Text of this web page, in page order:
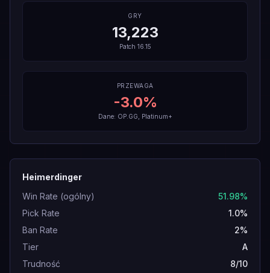
GRY
13,223
Patch 16.15
PRZEWAGA
-3.0%
Dane: OP.GG, Platinum+
Heimerdinger
Win Rate (ogólny)
51.98%
Pick Rate
1.0%
Ban Rate
2%
Tier
A
Trudność
8/10